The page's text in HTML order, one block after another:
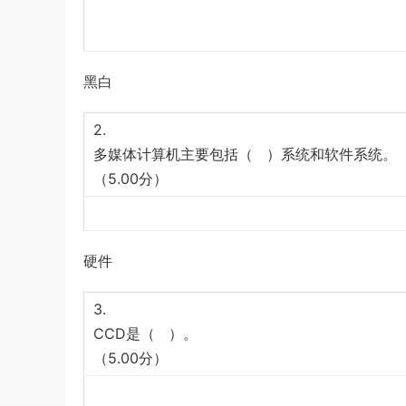
黑白
2.
多媒体计算机主要包括（ ）系统和软件系统。
（5.00分）
硬件
3.
CCD是（ ）。
（5.00分）